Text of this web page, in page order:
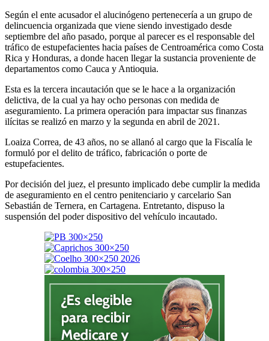
Según el ente acusador el alucinógeno pertenecería a un grupo de
delincuencia organizada que viene siendo investigado desde
septiembre del año pasado, porque al parecer es el responsable del
tráfico de estupefacientes hacia países de Centroamérica como Costa
Rica y Honduras, a donde hacen llegar la sustancia proveniente de
departamentos como Cauca y Antioquia.
Esta es la tercera incautación que se le hace a la organización
delictiva, de la cual ya hay ocho personas con medida de
aseguramiento. La primera operación para impactar sus finanzas
ilícitas se realizó en marzo y la segunda en abril de 2021.
Loaiza Correa, de 43 años, no se allanó al cargo que la Fiscalía le
formuló por el delito de tráfico, fabricación o porte de
estupefacientes.
Por decisión del juez, el presunto implicado debe cumplir la medida
de aseguramiento en el centro penitenciario y carcelario San
Sebastián de Ternera, en Cartagena. Entretanto, dispuso la
suspensión del poder dispositivo del vehículo incautado.